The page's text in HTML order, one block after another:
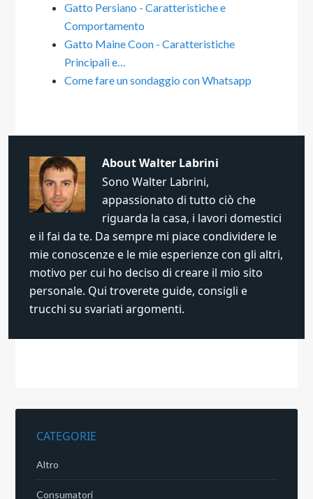
Gatto Persiano - Caratteristiche e
Comportamento
Gatto Maine Coon - Caratteristiche
Principali e…
Come fare un sondaggio con Whatsapp​
AboutWalter Labrini
Sono Walter Labrini,
appassionato di tutto ciò che
riguarda la casa, i lavori domestici
e il fai da te. Da sempre mi piace condividere le
mie conoscenze e le mie esperienze con gli altri,
motivo per cui ho deciso di creare il mio sito
personale. Qui troverete guide, consigli e
trucchi su svariati argomenti.
CATEGORIE
Altro
Consumatori